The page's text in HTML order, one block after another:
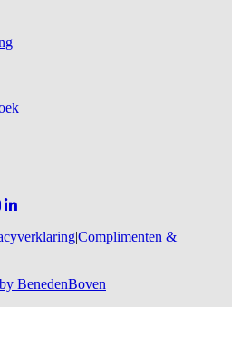
|Complimenten &
BenedenBoven